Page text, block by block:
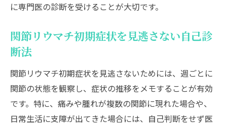
に専門医の診断を受けることが大切です。
関節リウマチ初期症状を見逃さない自己診
断法
関節リウマチ初期症状を見逃さないためには、週ごとに
関節の状態を観察し、症状の推移をメモすることが有効
です。特に、痛みや腫れが複数の関節に現れた場合や、
日常生活に支障が出てきた場合には、自己判断をせず医